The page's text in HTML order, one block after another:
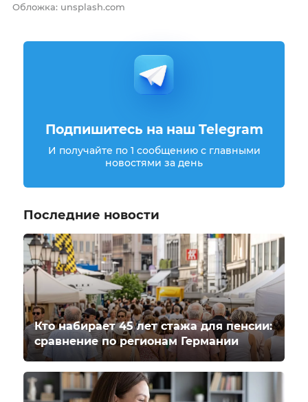
Обложка: unsplash.com
Подпишитесь на наш Telegram
И получайте по 1 сообщению с главными
новостями за день
Последние новости
Кто набирает 45 лет стажа для пенсии:
сравнение по регионам Германии